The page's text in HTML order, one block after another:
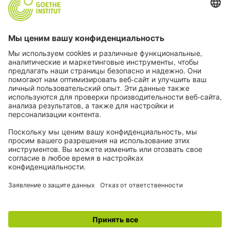
Сообщество «Немецкий язык для тебя»
Практикуйте немецкий бесплатно
Курсы немецкого языка от Goethe-Institut
Портал для преподавателей «Deutschstunde»
Конфиденциальность и доступность
Настройки конфиденциальности